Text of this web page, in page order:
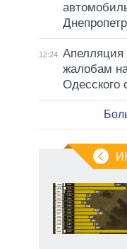
12:24 Апелляция
жалобам
Одесского